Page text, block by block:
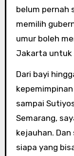
belum pernah
memilih
umur boleh
Jakarta untuk
Dari bayi
sampai
Semarang,
kejauhan.
siapa yang